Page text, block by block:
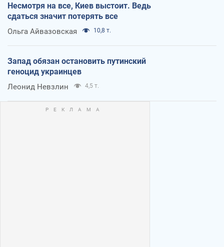
Несмотря на все, Киев выстоит. Ведь
сдаться значит потерять все
Ольга Айвазовская 10,8 т.
Запад обязан остановить путинский
геноцид украинцев
Леонид Невзлин 4,5 т.